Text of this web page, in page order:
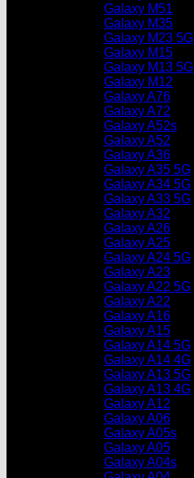
Galaxy M51
Galaxy M35
Galaxy M23 5G
Galaxy M15
Galaxy M13 5G
Galaxy M12
Galaxy A76
Galaxy A72
Galaxy A52s
Galaxy A52
Galaxy A36
Galaxy A35 5G
Galaxy A34 5G
Galaxy A33 5G
Galaxy A32
Galaxy A26
Galaxy A25
Galaxy A24 5G
Galaxy A23
Galaxy A22 5G
Galaxy A22
Galaxy A16
Galaxy A15
Galaxy A14 5G
Galaxy A14 4G
Galaxy A13 5G
Galaxy A13 4G
Galaxy A12
Galaxy A06
Galaxy A05s
Galaxy A05
Galaxy A04s